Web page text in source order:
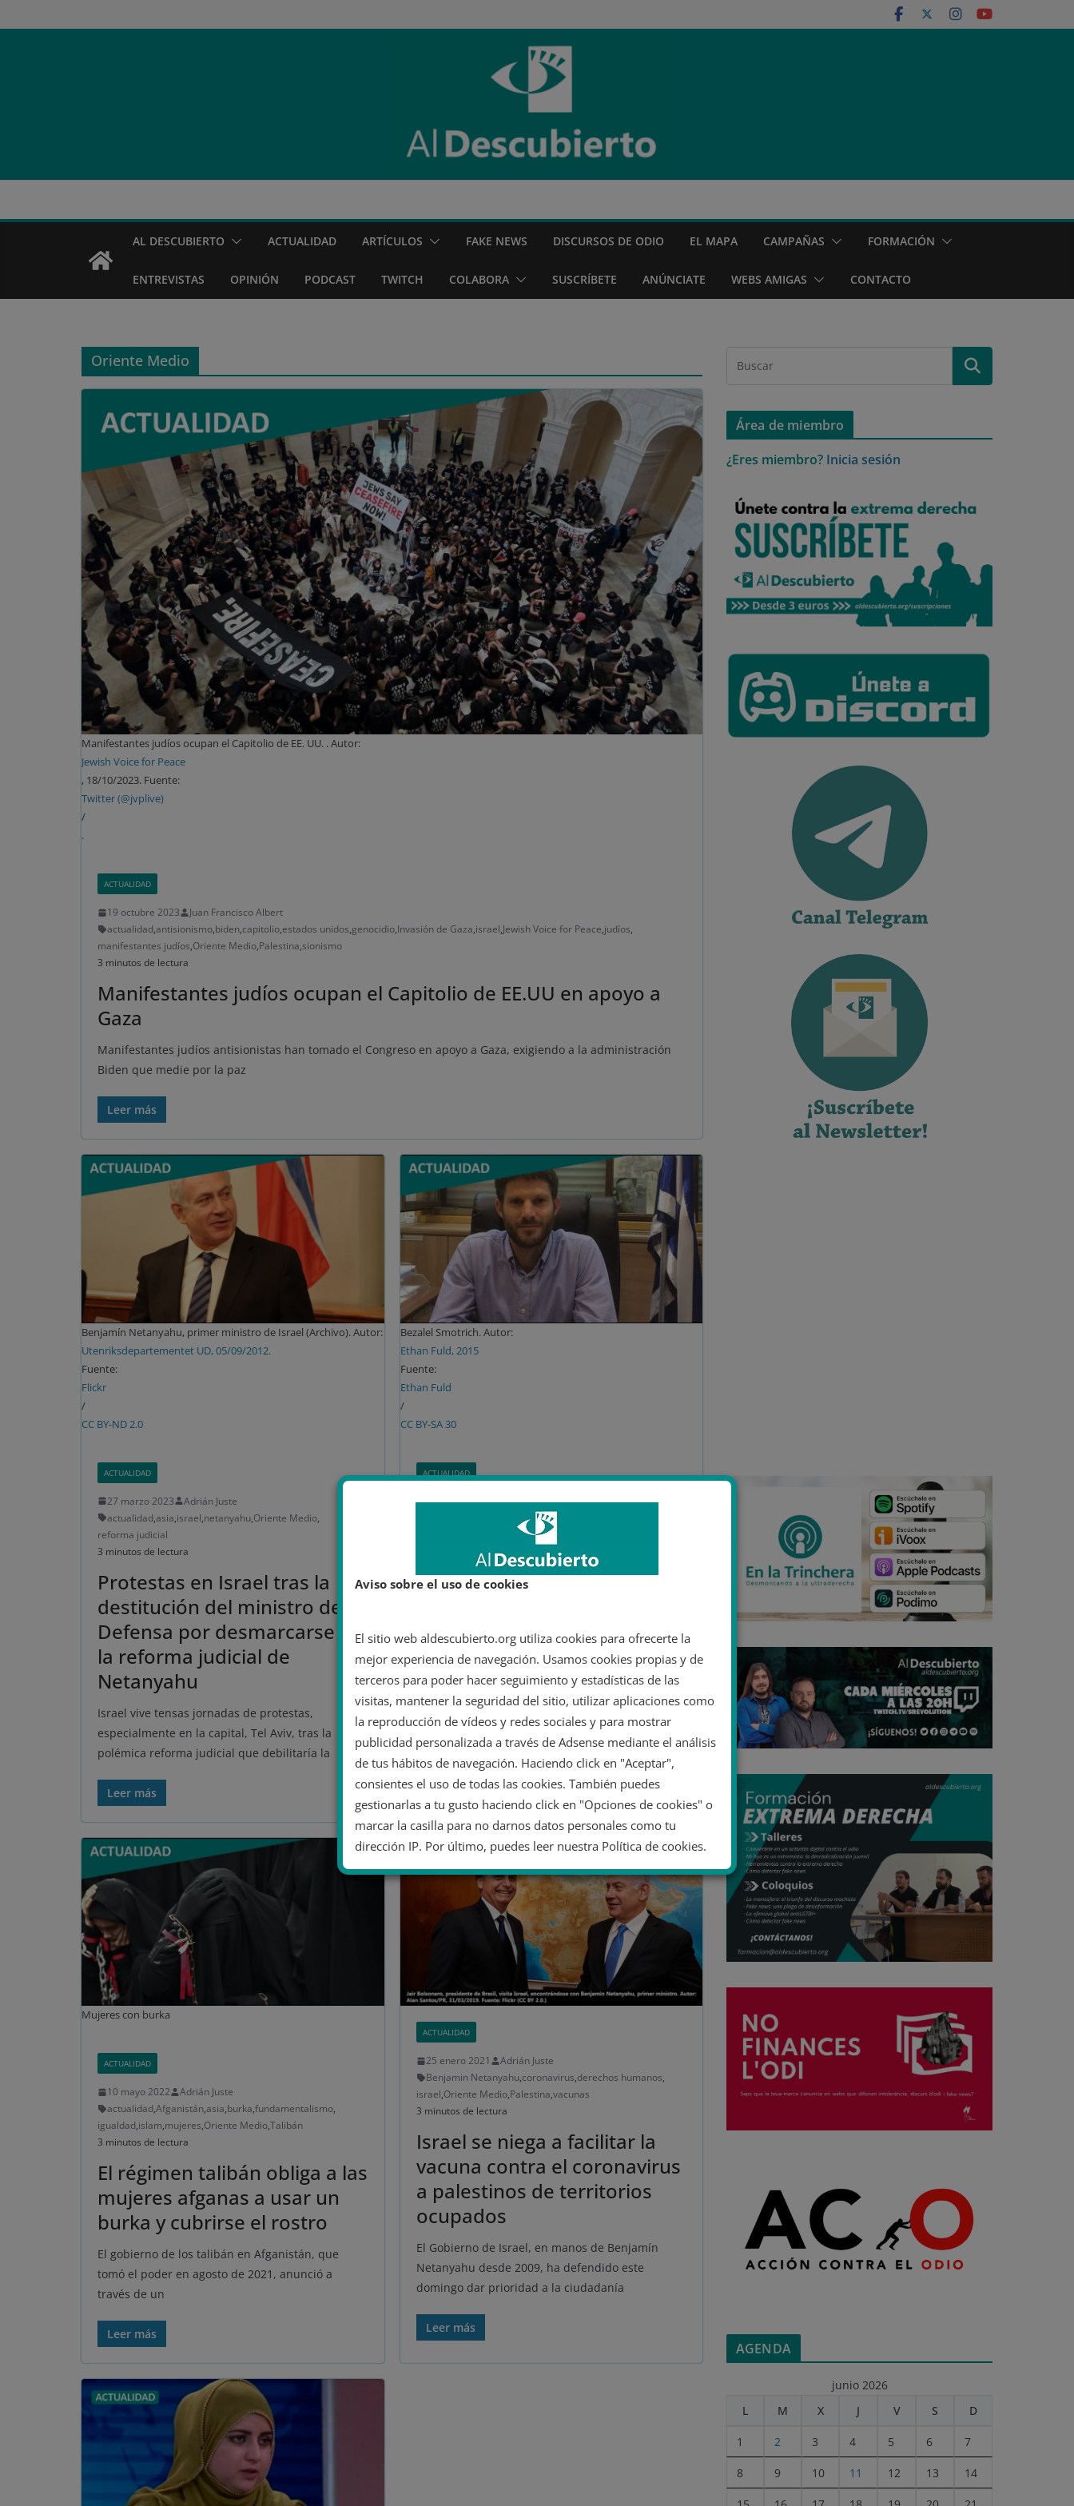
al
AL DESCUBIERTO ACTUALIDAD ARTÍCULOS FAKE NEWS DISCURSOS DE ODIO EL MAPA CAMPAÑAS FORMACIÓN
ENTREVISTAS OPINIÓN PODCAST TWITCH COLABORA SUSCRÍBETE ANÚNCIATE WEBS AMIGAS CONTACTO
Oriente Medio
Manifestantes judíos ocupan el Capitolio de EE. UU. . Autor:
Jewish Voice for Peace
, 18/10/2023. Fuente:
Twitter (@jvplive)
/
.
ACTUALIDAD
19 octubre 2023
Juan Francisco Albert
actualidad,antisionismo,biden,capitolio,estados unidos,genocidio,Invasión de Gaza,israel,Jewish Voice for Peace,judíos,
manifestantes judíos,Oriente Medio,Palestina,sionismo
3 minutos de lectura
Manifestantes judíos ocupan el Capitolio de EE.UU en apoyo a
Gaza
Manifestantes judíos antisionistas han tomado el Congreso en apoyo a Gaza, exigiendo a la administración
Biden que medie por la paz
Leer más
Benjamín Netanyahu, primer ministro de Israel (Archivo). Autor:
Utenriksdepartementet UD, 05/09/2012.
Fuente:
Flickr
/
CC BY-ND 2.0
ACTUALIDAD
27 marzo 2023
Adrián Juste
actualidad,asia,israel,netanyahu,Oriente Medio,
reforma judicial
3 minutos de lectura
Protestas en Israel tras la
destitución del ministro de
Defensa por desmarcarse de
la reforma judicial de
Netanyahu
Israel vive tensas jornadas de protestas,
especialmente en la capital, Tel Aviv, tras la
polémica reforma judicial que debilitaría la
Leer más
Bezalel Smotrich. Autor:
Ethan Fuld, 2015
Fuente:
Ethan Fuld
/
CC BY-SA 30
ACTUALIDAD
19 enero 2023
JuanCastro
extrema derecha
Oriente Medio
3 minutos de lectura
Bezalel Smotrich, ministro de
Religioso, reconoce ser
«homófobo, racista y
fascista»
Este lunes 16 de enero la emisora pública Kan de
Israel emitió unas grabaciones, de las que ya se
han
Leer más
Mujeres con burka
ACTUALIDAD
10 mayo 2022
Adrián Juste
actualidad,Afganistán,asia,burka,fundamentalismo,
igualdad,islam,mujeres,Oriente Medio,Talibán
3 minutos de lectura
El régimen talibán obliga a las
mujeres afganas a usar un
burka y cubrirse el rostro
El gobierno de los talibán en Afganistán, que
tomó el poder en agosto de 2021, anunció a
través de un
Leer más
ACTUALIDAD
25 enero 2021
Adrián Juste
Benjamin Netanyahu,coronavirus,derechos humanos,
israel,Oriente Medio,Palestina,vacunas
3 minutos de lectura
Israel se niega a facilitar la
vacuna contra el coronavirus
a palestinos de territorios
ocupados
El Gobierno de Israel, en manos de Benjamín
Netanyahu desde 2009, ha defendido este
domingo dar prioridad a la ciudadanía
Leer más
Área de miembro
¿Eres miembro? Inicia sesión
AGENDA
junio 2026
L
M X J V S D
1 2 3 4 5 6 7
8 9 10 11 12 13 14
Aviso sobre el uso de cookies
El sitio web aldescubierto.org utiliza cookies para ofrecerte la
mejor experiencia de navegación. Usamos cookies propias y de
terceros para poder hacer seguimiento y estadísticas de las
visitas, mantener la seguridad del sitio, utilizar aplicaciones como
la reproducción de vídeos y redes sociales y para mostrar
publicidad personalizada a través de Adsense mediante el análisis
de tus hábitos de navegación. Haciendo click en "Aceptar",
consientes el uso de todas las cookies. También puedes
gestionarlas a tu gusto haciendo click en "Opciones de cookies" o
marcar la casilla para no darnos datos personales como tu
dirección IP. Por último, puedes leer nuestra Política de cookies.
No dar mi información personal
Opciones de cookies Aceptar cookies
Política de cookies